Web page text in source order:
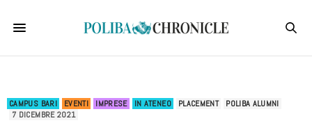
CAMPUS BARI EVENTI IMPRESE IN ATENEO PLACEMENT
POLIBA ALUMNI
7 DICEMBRE 2021